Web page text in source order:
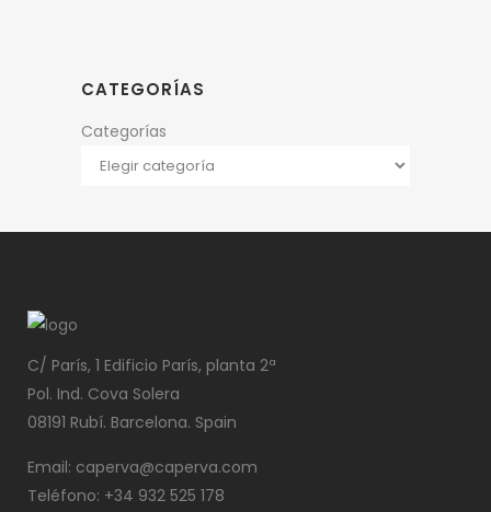
CATEGORÍAS
Categorías
C/ París, 1 Edificio París, planta 2ª
Pol. Ind. Cova Solera
08191 Rubí. Barcelona. Spain
Email: caperva@caperva.com
Teléfono: +34 932 525 178